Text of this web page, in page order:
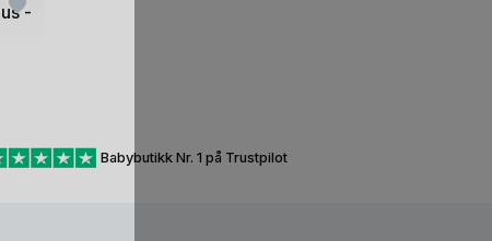
-
Babybutikk Nr. 1 på Trustpilot